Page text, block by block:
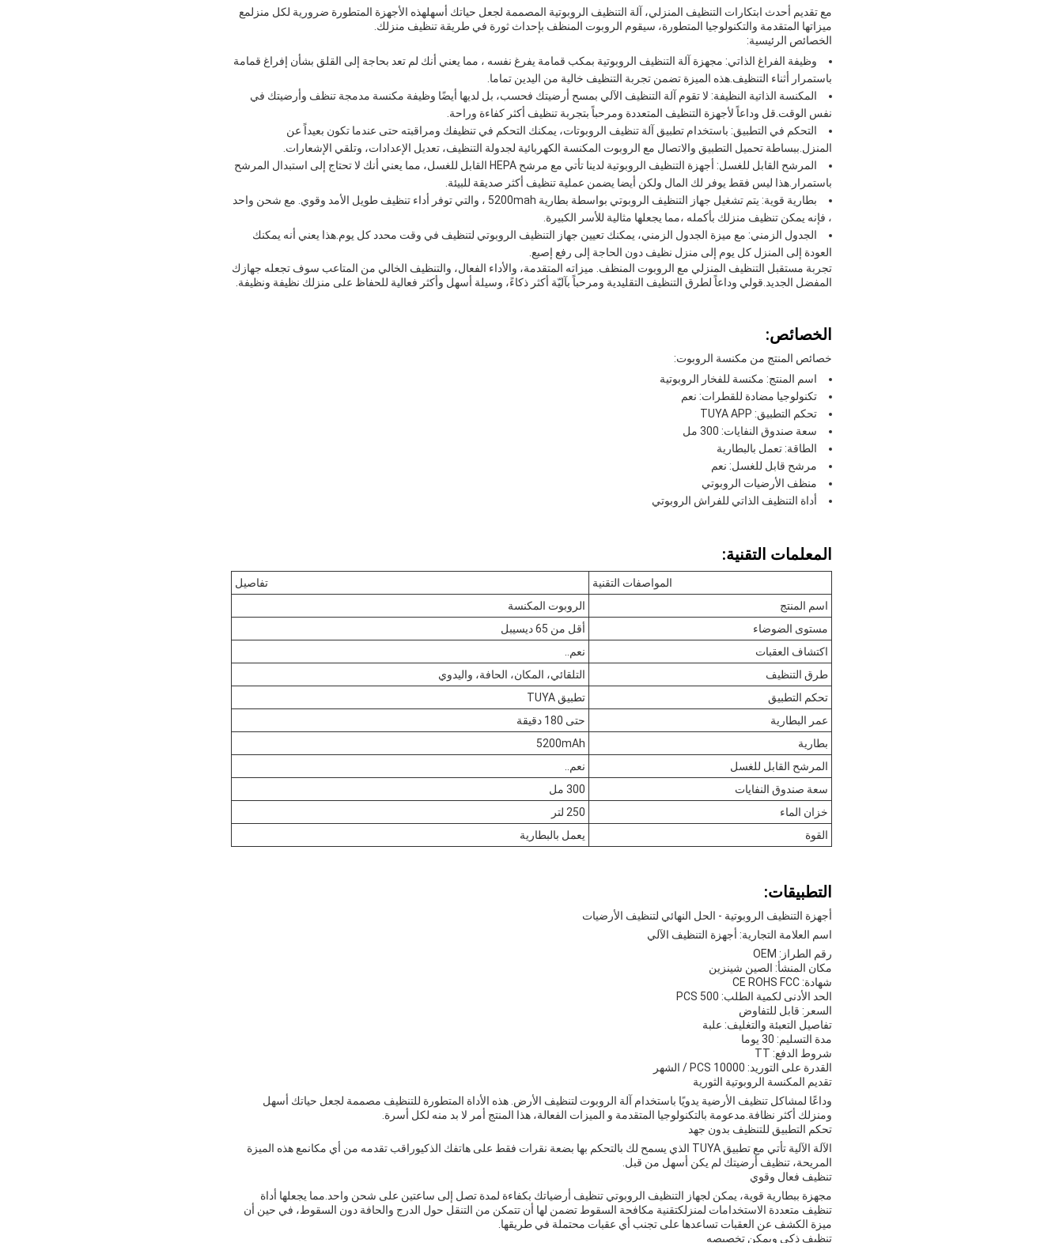
مع تقديم أحدث ابتكارات التنظيف المنزلي، آلة التنظيف الروبوتية المصممة لجعل حياتك أسهلهذه الأجهزة المتطورة ضرورية لكل منزلمع
ميزاتها المتقدمة والتكنولوجيا المتطورة، سيقوم الروبوت المنظف بإحداث ثورة في طريقة تنظيف منزلك.
الخصائص الرئيسية:
وظيفة الفراغ الذاتي: مجهزة آلة التنظيف الروبوتية بمكب قمامة يفرغ نفسه ، مما يعني أنك لم تعد بحاجة إلى القلق بشأن إفراغ قمامة
باستمرار أثناء التنظيف.هذه الميزة تضمن تجربة التنظيف خالية من اليدين تماما.
المكنسة الذاتية النظيفة: لا تقوم آلة التنظيف الآلي بمسح أرضيتك فحسب، بل لديها أيضًا وظيفة مكنسة مدمجة تنظف وأرضيتك في
نفس الوقت.قل وداعاً لأجهزة التنظيف المتعددة ومرحباً بتجربة تنظيف أكثر كفاءة وراحة.
التحكم في التطبيق: باستخدام تطبيق آلة تنظيف الروبوتات، يمكنك التحكم في تنظيفك ومراقبته حتى عندما تكون بعيداً عن
المنزل.ببساطة تحميل التطبيق والاتصال مع الروبوت المكنسة الكهربائية لجدولة التنظيف، تعديل الإعدادات، وتلقي الإشعارات.
المرشح القابل للغسل: أجهزة التنظيف الروبوتية لدينا تأتي مع مرشح HEPA القابل للغسل، مما يعني أنك لا تحتاج إلى استبدال المرشح
باستمرار.هذا ليس فقط يوفر لك المال ولكن أيضا يضمن عملية تنظيف أكثر صديقة للبيئة.
بطارية قوية: يتم تشغيل جهاز التنظيف الروبوتي بواسطة بطارية 5200mah ، والتي توفر أداء تنظيف طويل الأمد وقوي. مع شحن واحد
، فإنه يمكن تنظيف منزلك بأكمله ،مما يجعلها مثالية للأسر الكبيرة.
الجدول الزمني: مع ميزة الجدول الزمني، يمكنك تعيين جهاز التنظيف الروبوتي لتنظيف في وقت محدد كل يوم.هذا يعني أنه يمكنك
العودة إلى المنزل كل يوم إلى منزل نظيف دون الحاجة إلى رفع إصبع.
تجربة مستقبل التنظيف المنزلي مع الروبوت المنظف. ميزاته المتقدمة، والأداء الفعال، والتنظيف الخالي من المتاعب سوف تجعله جهازك
المفضل الجديد.قولي وداعاً لطرق التنظيف التقليدية ومرحباً بآليّة أكثر ذكاءً، وسيلة أسهل وأكثر فعالية للحفاظ على منزلك نظيفة ونظيفة.
الخصائص:
خصائص المنتج من مكنسة الروبوت:
اسم المنتج: مكنسة للفخار الروبوتية
تكنولوجيا مضادة للقطرات: نعم
تحكم التطبيق: TUYA APP
سعة صندوق النفايات: 300 مل
الطاقة: تعمل بالبطارية
مرشح قابل للغسل: نعم
منظف الأرضيات الروبوتي
أداة التنظيف الذاتي للفراش الروبوتي
المعلمات التقنية:
المواصفات التقنية
تفاصيل
اسم المنتج
الروبوت المكنسة
مستوى الضوضاء
أقل من 65 ديسيبل
اكتشاف العقبات
نعم..
طرق التنظيف
التلقائي، المكان، الحافة، واليدوي
تحكم التطبيق
تطبيق TUYA
عمر البطارية
حتى 180 دقيقة
بطارية
5200mAh
المرشح القابل للغسل
نعم..
سعة صندوق النفايات
300 مل
خزان الماء
250 لتر
القوة
يعمل بالبطارية
التطبيقات:
أجهزة التنظيف الروبوتية - الحل النهائي لتنظيف الأرضيات
اسم العلامة التجارية: أجهزة التنظيف الآلي
رقم الطراز: OEM
مكان المنشأ: الصين شينزين
شهادة: CE ROHS FCC
الحد الأدنى لكمية الطلب: 500 PCS
السعر: قابل للتفاوض
تفاصيل التعبئة والتغليف: علبة
مدة التسليم: 30 يوما
شروط الدفع: TT
القدرة على التوريد: 10000 PCS / الشهر
تقديم المكنسة الروبوتية الثورية
وداعًا لمشاكل تنظيف الأرضية يدويًا باستخدام آلة الروبوت لتنظيف الأرض. هذه الأداة المتطورة للتنظيف مصممة لجعل حياتك أسهل
ومنزلك أكثر نظافة.مدعومة بالتكنولوجيا المتقدمة و الميزات الفعالة، هذا المنتج أمر لا بد منه لكل أسرة.
تحكم التطبيق للتنظيف بدون جهد
الآلة الآلية تأتي مع تطبيق TUYA الذي يسمح لك بالتحكم بها بضعة نقرات فقط على هاتفك الذكيوراقب تقدمه من أي مكانمع هذه الميزة
المريحة، تنظيف أرضيتك لم يكن أسهل من قبل.
تنظيف فعال وقوي
مجهزة ببطارية قوية، يمكن لجهاز التنظيف الروبوتي تنظيف أرضياتك بكفاءة لمدة تصل إلى ساعتين على شحن واحد.مما يجعلها أداة
تنظيف متعددة الاستخدامات لمنزلكتقنية مكافحة السقوط تضمن لها أن تتمكن من التنقل حول الدرج والحافة دون السقوط، في حين أن
ميزة الكشف عن العقبات تساعدها على تجنب أي عقبات محتملة في طريقها.
تنظيف ذكي ويمكن تخصيصه